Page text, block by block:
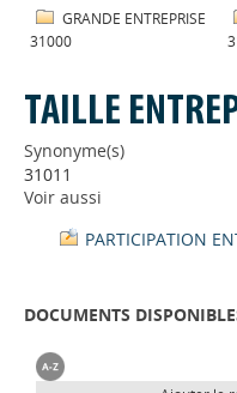
GRANDE ENTREPRISE
31000
TAILLE
Synonyme(s)
31011
Voir aussi
PARTICIPATION
DOCUMENTS